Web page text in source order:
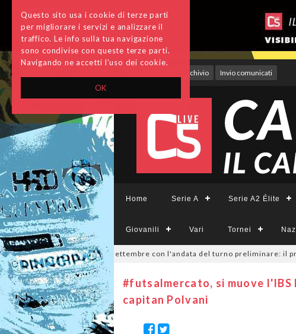
OK
Questo sito usa i cookie di terze parti
per migliorare i servizi e analizzare il
traffico. Le info sulla tua navigazione
sono condivise con queste terze parti.
Navigando ne accetti l'uso dei cookie.
Archivio Invio comunicati
Home Serie A Serie A2 Élite
Giovanili Vari Tornei
si parte il 19 settembre con l'andata del turno preliminare: il
#futsalmercato, si muove
capitan Polvani